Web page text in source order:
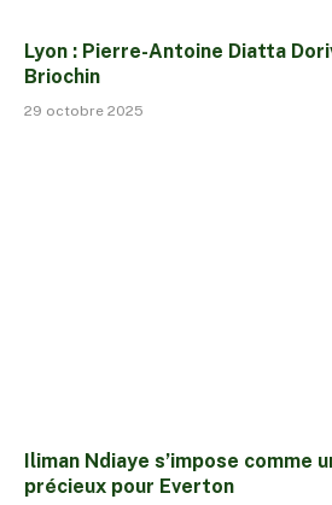
Lyon : Pierre-Antoine Diatta
Briochin
29 octobre 2025
Iliman Ndiaye s’impose comme
précieux pour Everton